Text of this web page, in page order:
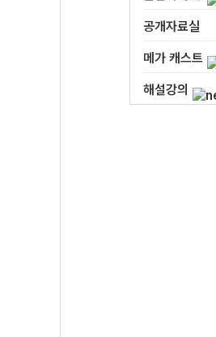
공개자료실
메가 캐스트
해설강의